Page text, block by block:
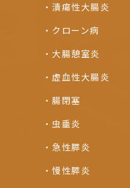
潰瘍性大腸炎
クローン病
大腸憩室炎
虚血性大腸炎
腸閉塞
虫垂炎
急性膵炎
慢性膵炎